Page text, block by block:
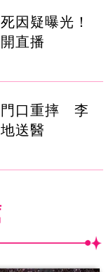
因疑曝光！
直播
門口重摔 李
送醫